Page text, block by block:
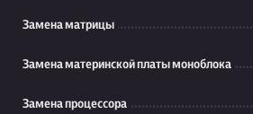
Замена матрицы
Замена материнской платы моноблока
Замена процессора